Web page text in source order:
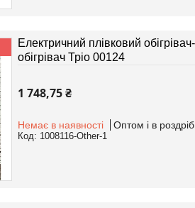
Електричний плівковий
обігрівач Тріо 00124
1 748,75 ₴
Немає в наявності Оптом і в роздріб
1008116-Other-1